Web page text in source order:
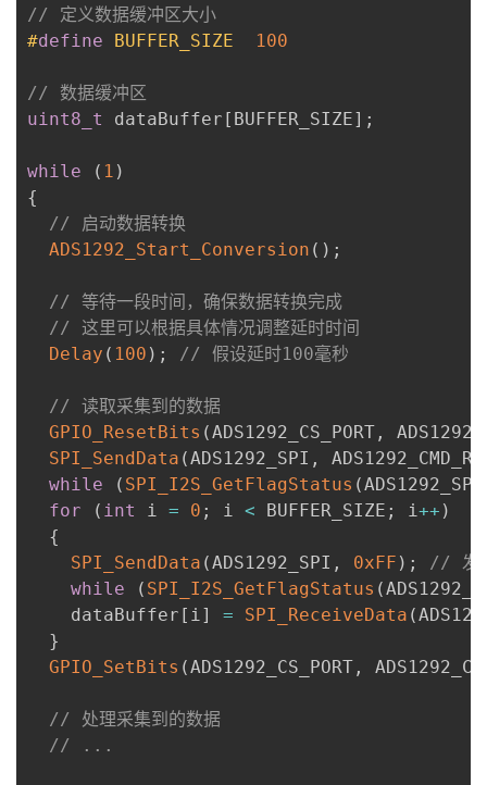
// 定义数据缓冲区大小
#define BUFFER_SIZE
100
// 数据缓冲区
uint8_t
dataBuffer [ BUFFER_SIZE] ;
while
( 1 )
{
// 启动数据转换
ADS1292_Start_Conversion ( ) ;
// 等待一段时间，确保数据转换完成
// 这里可以根据具体情况调整延时时间
Delay ( 100 ) ;
// 假设延时100毫秒
// 读取采集到的数据
GPIO_ResetBits (ADS1292_CS_PORT ,
SPI_SendData (ADS1292_SPI ,
while
( SPI_I2S_GetFlagStatus (ADS1292_SPI
for
( int i = 0 ; i < BUFFER_SIZE ; i++ )
{
SPI_SendData (ADS1292_SPI , 0xFF ) ;
// 发送
while
( SPI_I2S_GetFlagStatus (
    dataBuffer
[ i] = SPI_ReceiveData (
}
GPIO_SetBits (ADS1292_CS_PORT ,
// 处理采集到的数据
// ...